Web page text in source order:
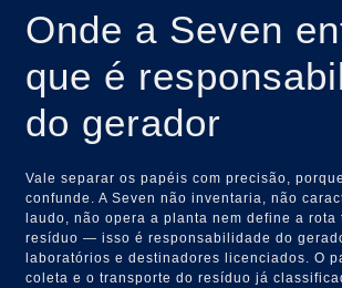
Onde a Seven
que é
do gerador
Vale separar os papéis com precisão,
confunde. A Seven não inventaria, não
laudo, não opera a planta nem define a rota
resíduo — isso é responsabilidade do
laboratórios e destinadores licenciados. O
coleta e o transporte do resíduo já